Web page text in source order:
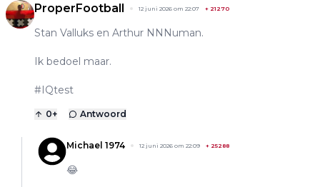
ProperFootball 12 juni 2026 om 22:07 + 21270
Stan Valluks en Arthur NNNuman.
Ik bedoel maar.
#IQtest
0+ Antwoord
Michael 1974 12 juni 2026 om 22:09 + 25288
😂